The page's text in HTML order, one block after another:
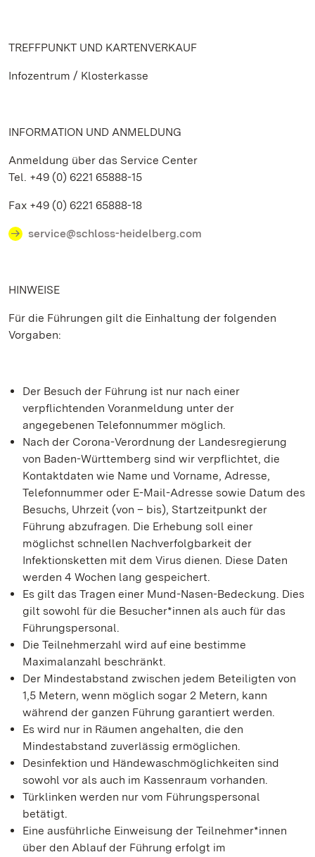
TREFFPUNKT UND KARTENVERKAUF
Infozentrum / Klosterkasse
INFORMATION UND ANMELDUNG
Anmeldung über das Service Center
Tel. +49 (0) 6221 65888-15
Fax +49 (0) 6221 65888-18
service@schloss-heidelberg.com
HINWEISE
Für die Führungen gilt die Einhaltung der folgenden
Vorgaben:
Der Besuch der Führung ist nur nach einer
verpflichtenden Voranmeldung unter der
angegebenen Telefonnummer möglich.
Nach der Corona-Verordnung der Landesregierung
von Baden-Württemberg sind wir verpflichtet, die
Kontaktdaten wie Name und Vorname, Adresse,
Telefonnummer oder E-Mail-Adresse sowie Datum des
Besuchs, Uhrzeit (von – bis), Startzeitpunkt der
Führung abzufragen. Die Erhebung soll einer
möglichst schnellen Nachverfolgbarkeit der
Infektionsketten mit dem Virus dienen. Diese Daten
werden 4 Wochen lang gespeichert.
Es gilt das Tragen einer Mund-Nasen-Bedeckung. Dies
gilt sowohl für die Besucher*innen als auch für das
Führungspersonal.
Die Teilnehmerzahl wird auf eine bestimme
Maximalanzahl beschränkt.
Der Mindestabstand zwischen jedem Beteiligten von
1,5 Metern, wenn möglich sogar 2 Metern, kann
während der ganzen Führung garantiert werden.
Es wird nur in Räumen angehalten, die den
Mindestabstand zuverlässig ermöglichen.
Desinfektion und Händewaschmöglichkeiten sind
sowohl vor als auch im Kassenraum vorhanden.
Türklinken werden nur vom Führungspersonal
betätigt.
Eine ausführliche Einweisung der Teilnehmer*innen
über den Ablauf der Führung erfolgt im